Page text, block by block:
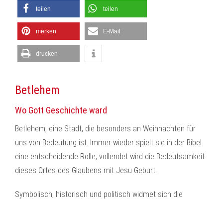
teilen teilen
merken E-Mail
drucken
Betlehem
Wo Gott Geschichte ward
Betlehem, eine Stadt, die besonders an Weihnachten für
uns von Bedeutung ist. Immer wieder spielt sie in der Bibel
eine entscheidende Rolle, vollendet wird die Bedeutsamkeit
dieses Ortes des Glaubens mit Jesu Geburt.
Symbolisch, historisch und politisch widmet sich die